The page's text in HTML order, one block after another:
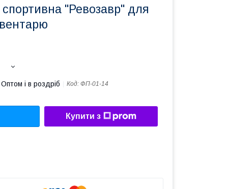
"Ревозавр" для
Оптом і в роздріб Код: ФП-01-14
Купити з